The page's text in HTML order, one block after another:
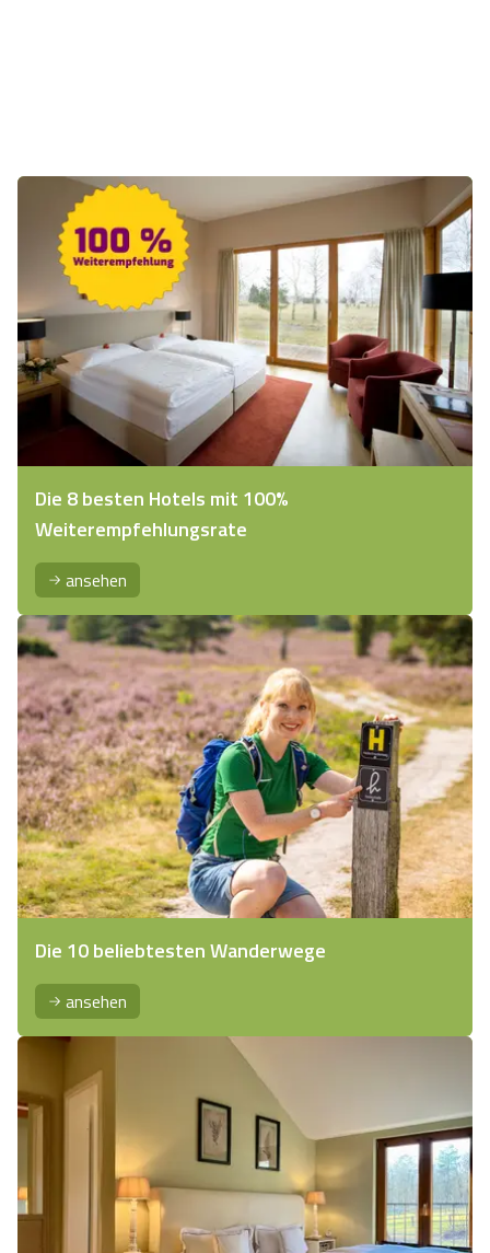
Die 8 besten Hotels mit 100%
Weiterempfehlungsrate
ansehen
Die 10 beliebtesten Wanderwege
ansehen